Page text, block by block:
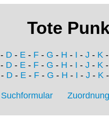
Tote
- D - E - F - G - H - I - J - K
- D - E - F - G - H - I - J - K
- D- E- F- G - H - I - J - K
Suchformular